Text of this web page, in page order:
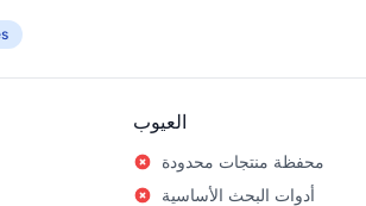
العيوب
محفظة منتجات محدودة
أدوات البحث الأساسية